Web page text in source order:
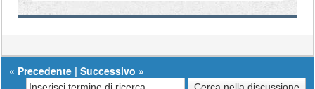
« Precedente |Successivo »